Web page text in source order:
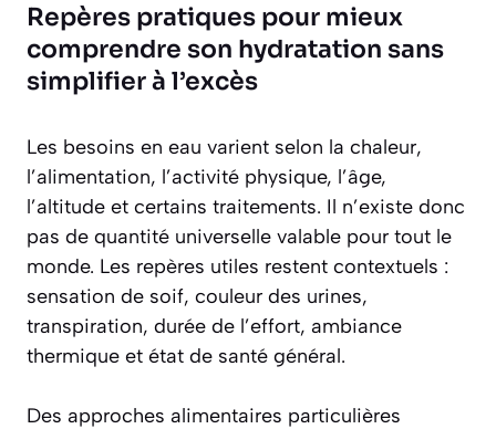
Repères pratiques pour mieux
comprendre son hydratation sans
simplifier à l’excès
Les besoins en eau varient selon la chaleur,
l’alimentation, l’activité physique, l’âge,
l’altitude et certains traitements. Il n’existe donc
pas de quantité universelle valable pour tout le
monde. Les repères utiles restent contextuels :
sensation de soif, couleur des urines,
transpiration, durée de l’effort, ambiance
thermique et état de santé général.
Des approches alimentaires particulières